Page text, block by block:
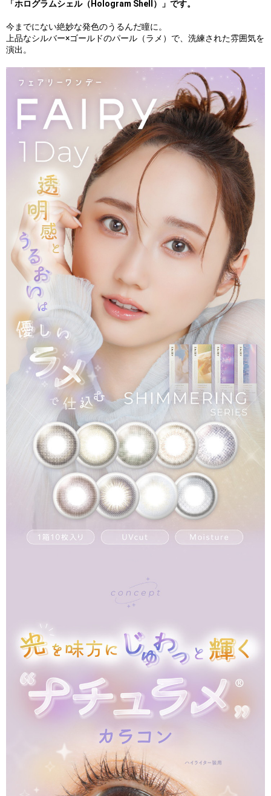
「ホログラムシェル（Hologram Shell）」です。
今までにない絶妙な発色のうるんだ瞳に。
上品なシルバー×ゴールドのパール（ラメ）で、洗練された雰囲気を
演出。